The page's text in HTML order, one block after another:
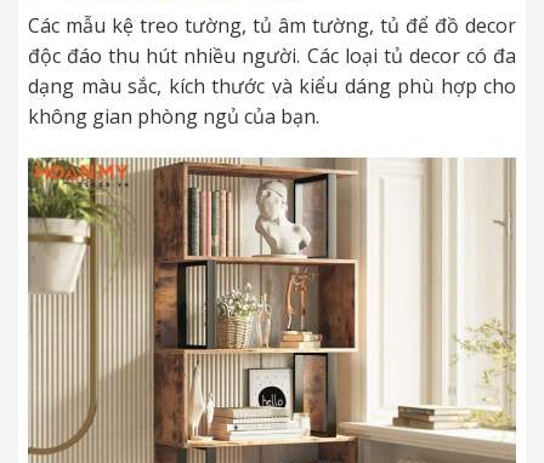
Các mẫu kệ treo tường, tủ âm tường, tủ để đồ decor
độc đáo thu hút nhiều người. Các loại tủ decor có đa
dạng màu sắc, kích thước và kiểu dáng phù hợp cho
không gian phòng ngủ của bạn.